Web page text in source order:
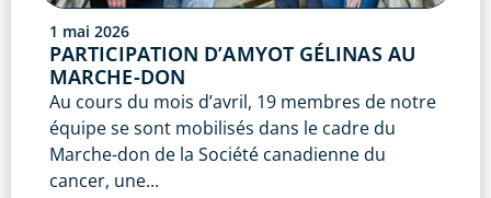
1 mai 2026
PARTICIPATION D’AMYOT GÉLINAS AU
MARCHE-DON
Au cours du mois d’avril, 19 membres de notre
équipe se sont mobilisés dans le cadre du
Marche-don de la Société canadienne du
cancer, une...